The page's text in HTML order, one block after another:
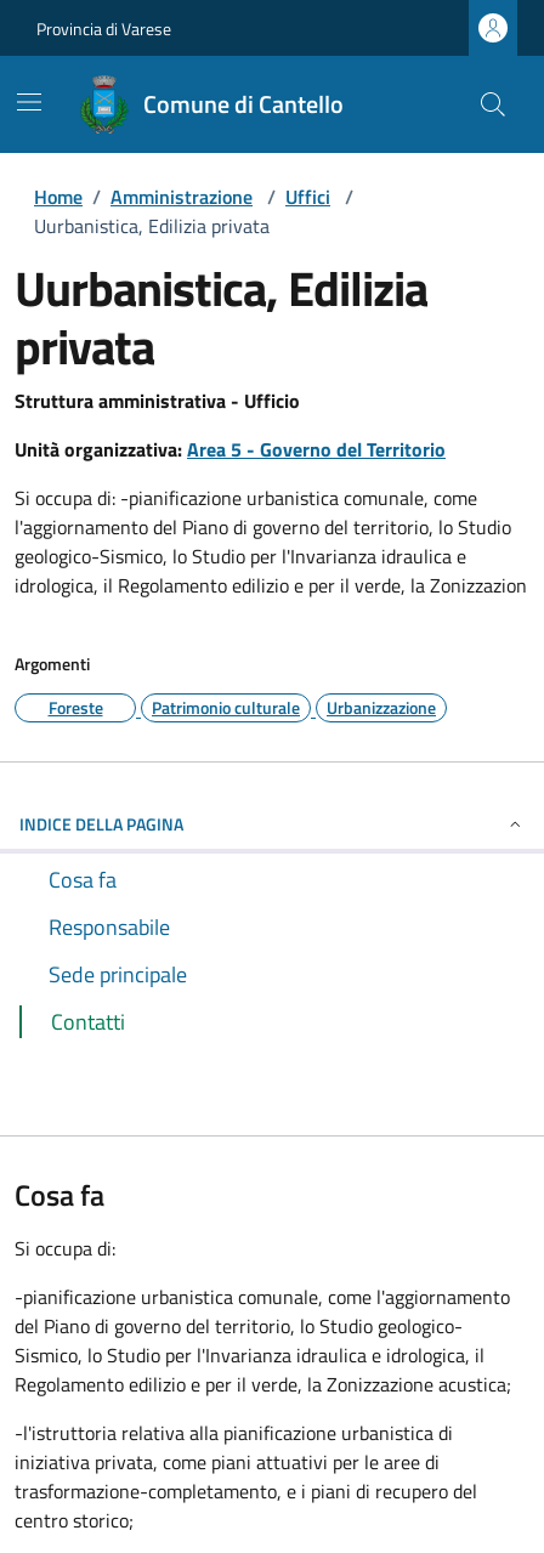
Provincia di Varese
Comune di Cantello
Home / Amministrazione / Uffici /
Uurbanistica, Edilizia privata
Uurbanistica, Edilizia
privata
Struttura amministrativa - Ufficio
Unità organizzativa:Area 5 - Governo del Territorio
Si occupa di: -pianificazione urbanistica comunale, come
l'aggiornamento del Piano di governo del territorio, lo Studio
geologico-Sismico, lo Studio per l'Invarianza idraulica e
idrologica, il Regolamento edilizio e per il verde, la Zonizzazion
Argomenti
Foreste
Patrimonio culturale Urbanizzazione
INDICE DELLA PAGINA
Cosa fa
Responsabile
Sede principale
Contatti
Cosa fa
Si occupa di:
-pianificazione urbanistica comunale, come l'aggiornamento
del Piano di governo del territorio, lo Studio geologico-
Sismico, lo Studio per l'Invarianza idraulica e idrologica, il
Regolamento edilizio e per il verde, la Zonizzazione acustica;
-l'istruttoria relativa alla pianificazione urbanistica di
iniziativa privata, come piani attuativi per le aree di
trasformazione-completamento, e i piani di recupero del
centro storico;